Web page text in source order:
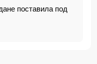
поставила под